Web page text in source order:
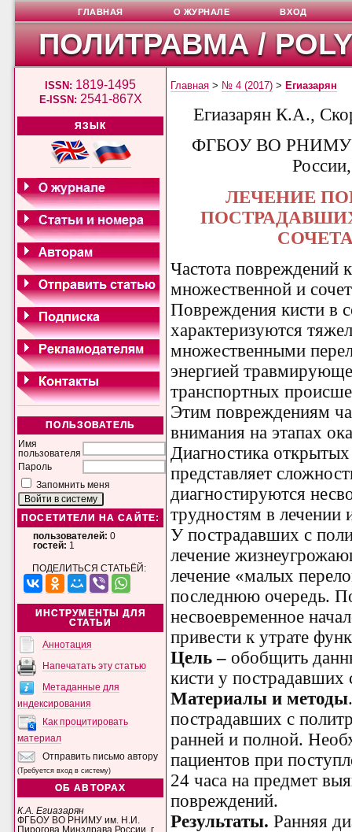
ПОЛИТРАВМА /
ISSN: 1819-1495
E-ISSN: 2541-867X
ЯЗЫК
ПОЛЬЗОВАТЕЛЬ
Имя
пользователя
Пароль
Запомнить меня
ПОСЕТИТЕЛИ НА САЙТЕ:
пользователей: 0
гостей: 1
ПОДЕЛИТЬСЯ СТАТЬЁЙ:
ИНСТРУМЕНТЫ ДЛЯ
СТАТЬИ
Аннотация
Напечатать эту статью
Метаданные для
индексирования
Как процитировать
материал
Отправить письмо автору
(Требуется вход в систему)
ОБ АВТОРАХ
К.А. Егиазарян
ФГБОУ ВО РНИМУ им. Н.И.
Пирогова Минздрава России, г.
ГЛАВНАЯ О ЖУРНАЛЕ ВХОД
Главная > № 4 (2017) > Егиазарян
Егиазарян К.А.,
ФГБОУ ВО РНИМУ
ЛЕЧЕНИЕ
Частота повреждений
множественной и
Повреждения кисти в
характеризуются
множественными
энергией
транспортных
Этим повреждениям
внимания на этапах
Диагностика
представляет
диагностируются
трудностям в
У пострадавших с
лечение
лечение «малых
последнюю очередь.
несвоевременное
привести к утрате
Цель –обобщить
кисти у пострадавших
Материалы и методы
пострадавших с
ранней и полной.
пациентов при
24 часа на предмет
повреждений.
Результаты.Ранняя